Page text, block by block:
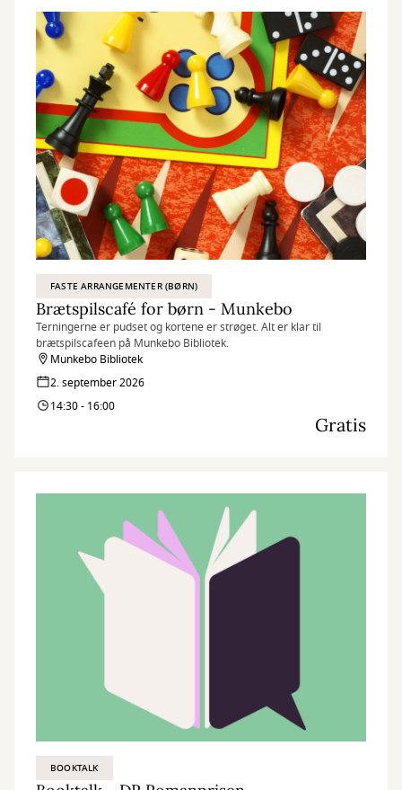
FASTE ARRANGEMENTER (BØRN)
Brætspilscafé for børn - Munkebo
Terningerne er pudset og kortene er strøget. Alt er klar til
brætspilscafeen på Munkebo Bibliotek.
Munkebo Bibliotek
2. september 2026
14:30 - 16:00
Gratis
BOOKTALK